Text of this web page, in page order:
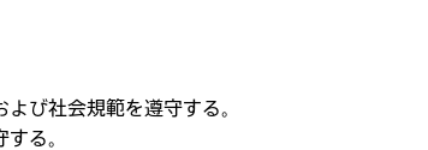
び社会規範を遵守する。
る。